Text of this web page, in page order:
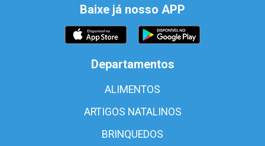
Baixe já nosso APP
Departamentos
ALIMENTOS
ARTIGOS NATALINOS
BRINQUEDOS